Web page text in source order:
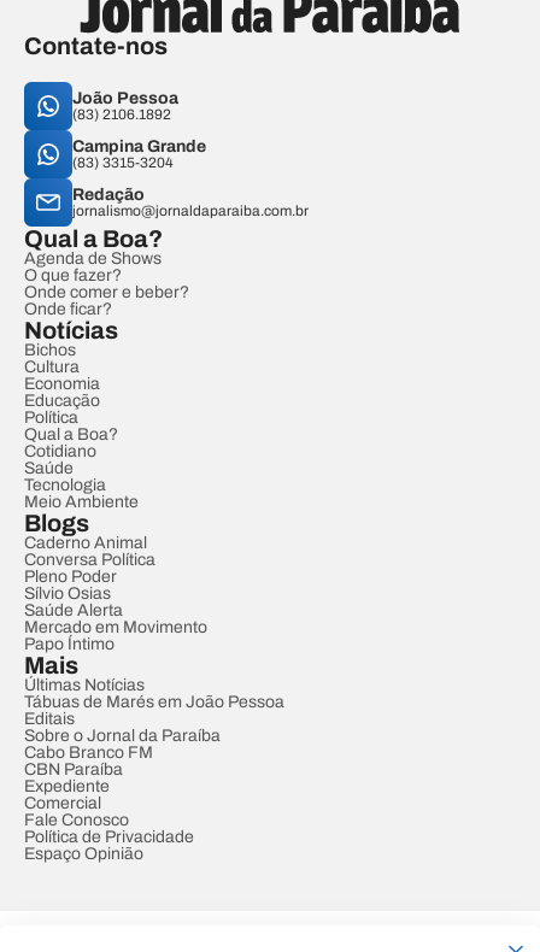
Contate-nos
João Pessoa
(83) 2106.1892
Campina Grande
(83) 3315-3204
Redação
jornalismo@jornaldaparaiba.com.br
Qual a Boa?
Agenda de Shows
O que fazer?
Onde comer e beber?
Onde ficar?
Notícias
Bichos
Cultura
Economia
Educação
Política
Qual a Boa?
Cotidiano
Saúde
Tecnologia
Meio Ambiente
Blogs
Caderno Animal
Conversa Política
Pleno Poder
Sílvio Osias
Saúde Alerta
Mercado em Movimento
Papo Íntimo
Mais
Últimas Notícias
Tábuas de Marés em João Pessoa
Editais
Sobre o Jornal da Paraíba
Cabo Branco FM
CBN Paraíba
Expediente
Comercial
Fale Conosco
Política de Privacidade
Espaço Opinião